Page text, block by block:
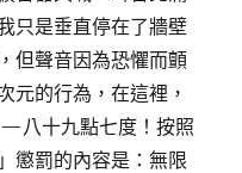
只是垂直停在了牆壁
但聲音因為恐懼而顫
元的行為，在這裡，
八十九點七度！按照
懲罰的內容是：無限